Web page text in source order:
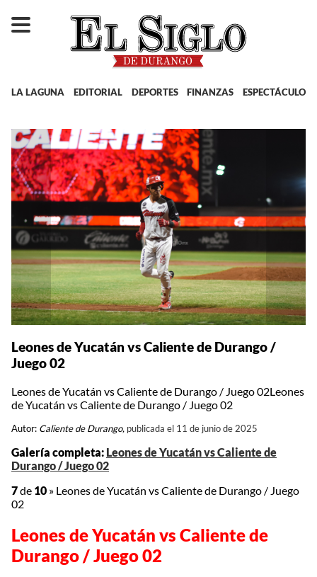
LA LAGUNA EDITORIAL DEPORTES FINANZAS ESPECTÁCULOS
Leones de Yucatán vs Caliente de Durango /
Juego 02
Leones de Yucatán vs Caliente de Durango / Juego 02Leones
de Yucatán vs Caliente de Durango / Juego 02
Autor: Caliente de Durango, publicada el 11 de junio de 2025
Galería completa: Leones de Yucatán vs Caliente de
Durango / Juego 02
7de 10 » Leones de Yucatán vs Caliente de Durango / Juego
02
Leones de Yucatán vs Caliente de
Durango / Juego 02